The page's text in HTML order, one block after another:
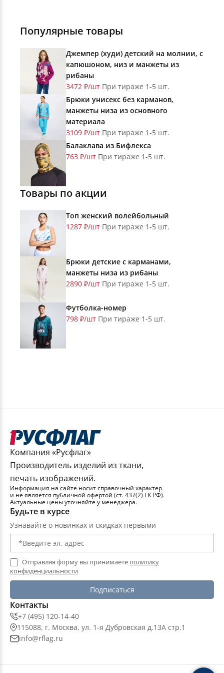
Популярные товары
Джемпер (худи) детский на молнии, с
капюшоном, низ и манжеты из
рибаны
3472 ₽/шт При тираже 1-5 шт.
Брюки унисекс без карманов,
манжеты низа из основного
материала
3109 ₽/шт При тираже 1-5 шт.
Балаклава из Бифлекса
763 ₽/шт При тираже 1-5 шт.
Товары по акции
Топ женский волейбольный
1287 ₽/шт При тираже 1-5 шт.
Брюки детские с карманами,
манжеты низа из рибаны
2890 ₽/шт При тираже 1-5 шт.
Футболка-номер
798 ₽/шт При тираже 1-5 шт.
Компания «Русфлаг»
Производитель изделий из ткани,
печать изображений.
Информация на сайте носит справочный характер
и не является публичной офертой (ст. 437(2) ГК РФ).
Актуальные цены уточняйте у менеджера.
Будьте в курсе
Узнавайте о новинках и скидках первыми
Отправляя форму вы принимаете политику
конфиденциальности
Подписаться
Контакты
+7 (495) 120-14-40
115088, г. Москва, ул. 1-я Дубровская д.13А стр.1
info@rflag.ru